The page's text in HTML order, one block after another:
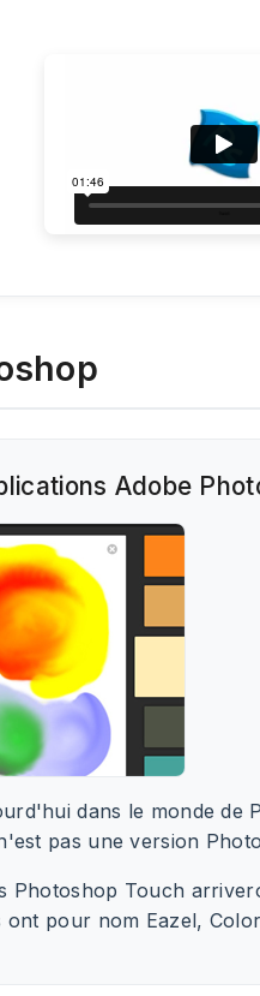
Adobe
dans le monde de
pas une version
Photoshop Touch
ont pour nom Eazel,